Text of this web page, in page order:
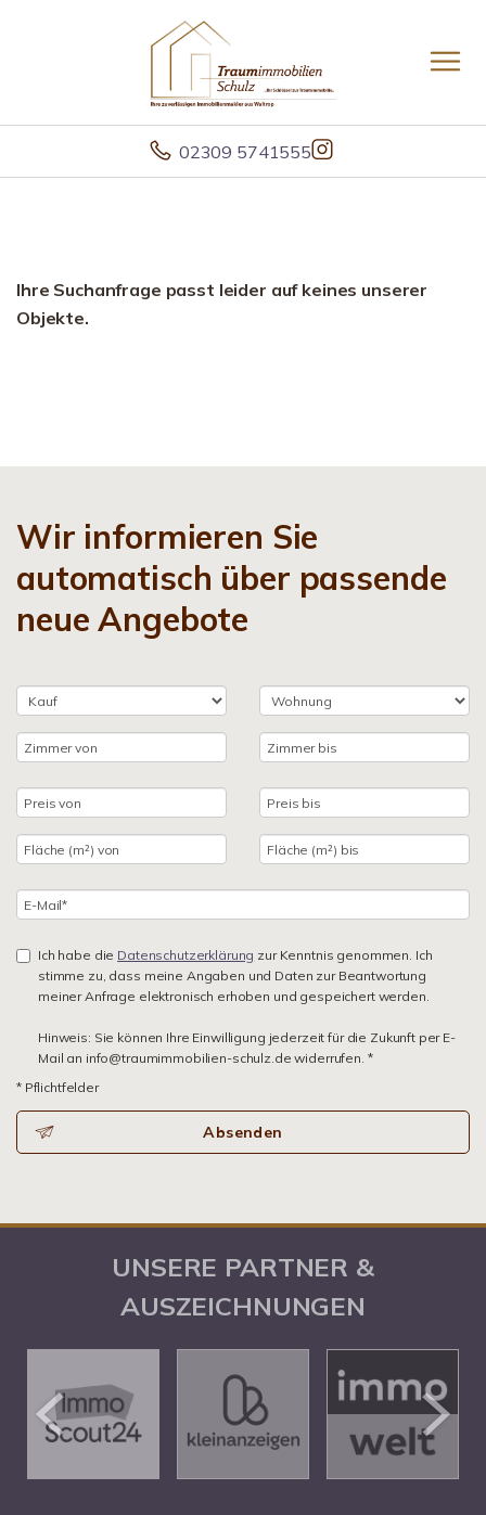
02309 5741555
Ihre Suchanfrage passt leider auf keines unserer
Objekte.
Wir informieren Sie
automatisch über passende
neue Angebote
Ich habe die Datenschutzerklärung zur Kenntnis genommen. Ich
stimme zu, dass meine Angaben und Daten zur Beantwortung
meiner Anfrage elektronisch erhoben und gespeichert werden.
Hinweis: Sie können Ihre Einwilligung jederzeit für die Zukunft per E-
Mail an info@traumimmobilien-schulz.de widerrufen. *
* Pflichtfelder
Absenden
UNSERE PARTNER &
AUSZEICHNUNGEN